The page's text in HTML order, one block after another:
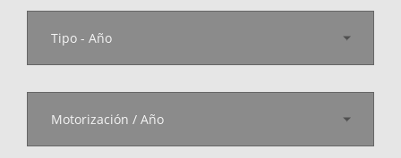
Tipo - Año
Motorización / Año